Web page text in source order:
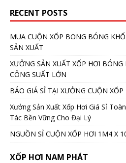
RECENT POSTS
MUA CUỘN XỐP BONG BÓNG
SẢN XUẤT
XƯỞNG SẢN XUẤT XỐP HƠI BÓNG
CÔNG SUẤT LỚN
BÁO GIÁ SỈ TẠI XƯỞNG CUỘN
Xưởng Sản Xuất Xốp Hơi Giá Sỉ
Tác Bền Vững Cho Đại Lý
NGUỒN SỈ CUỘN XỐP HƠI 1M4 X
XỐP HƠI NAM PHÁT